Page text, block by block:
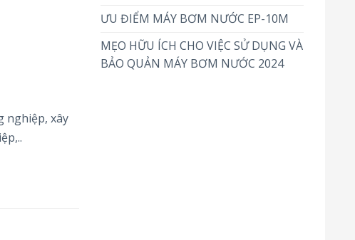
ƯU ĐIỂM MÁY BƠM NƯỚC EP-10M
MẸO HỮU ÍCH CHO VIỆC SỬ DỤNG VÀ
BẢO QUẢN MÁY BƠM NƯỚC 2024
nghiệp, xây